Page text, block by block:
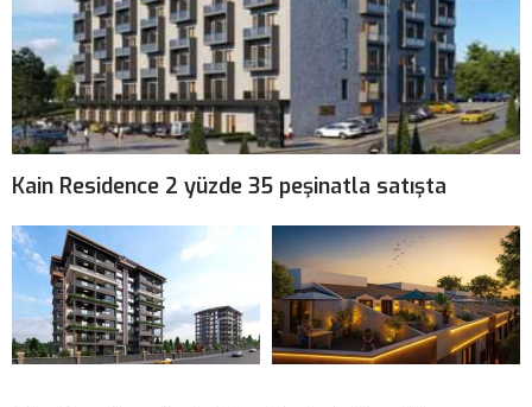
Kain Residence 2 yüzde 35 peşinatla satışta